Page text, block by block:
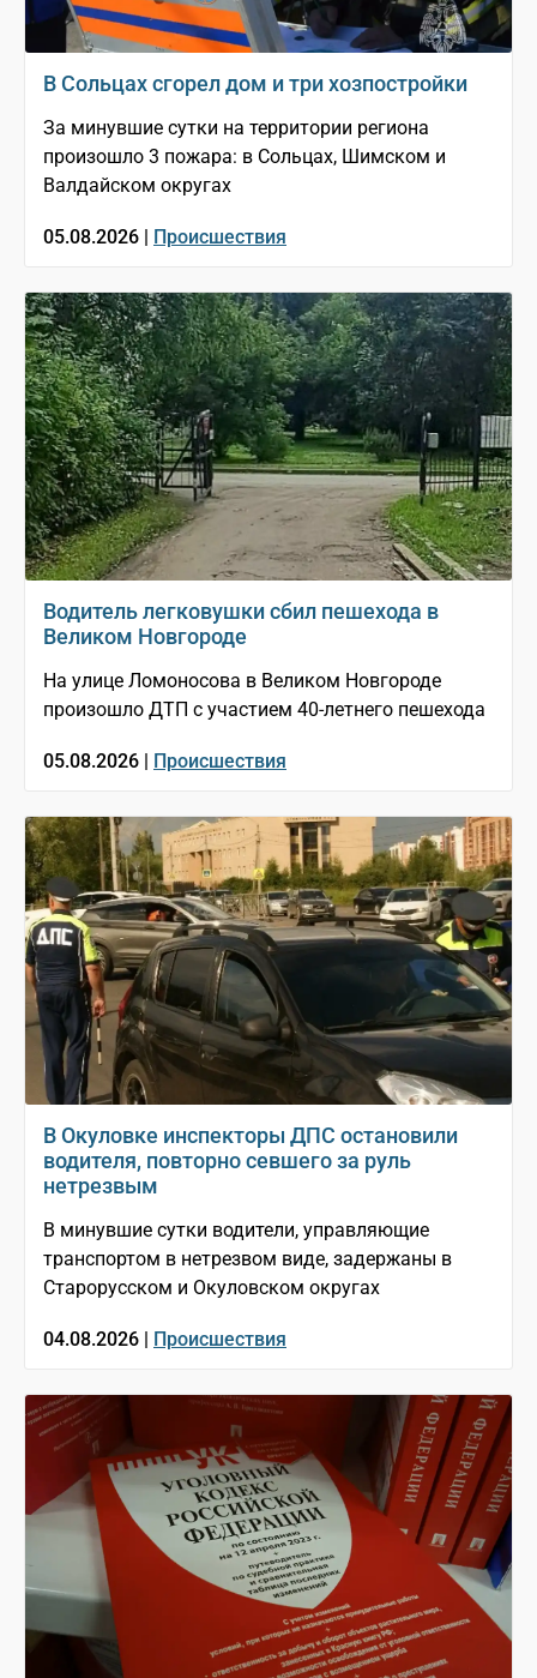
В Сольцах сгорел дом и три хозпостройки
За минувшие сутки на территории региона
произошло 3 пожара: в Сольцах, Шимском и
Валдайском округах
05.08.2026 | Происшествия
Водитель легковушки сбил пешехода в
Великом Новгороде
На улице Ломоносова в Великом Новгороде
произошло ДТП с участием 40-летнего пешехода
05.08.2026 | Происшествия
В Окуловке инспекторы ДПС остановили
водителя, повторно севшего за руль
нетрезвым
В минувшие сутки водители, управляющие
транспортом в нетрезвом виде, задержаны в
Старорусском и Окуловском округах
04.08.2026 | Происшествия